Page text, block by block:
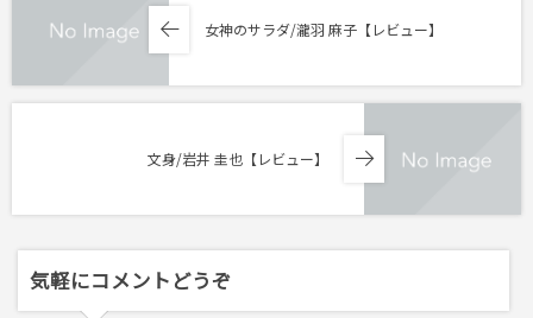
女神のサラダ/瀧羽 麻子【レビュー】
文身/岩井 圭也【レビュー】
気軽にコメントどうぞ